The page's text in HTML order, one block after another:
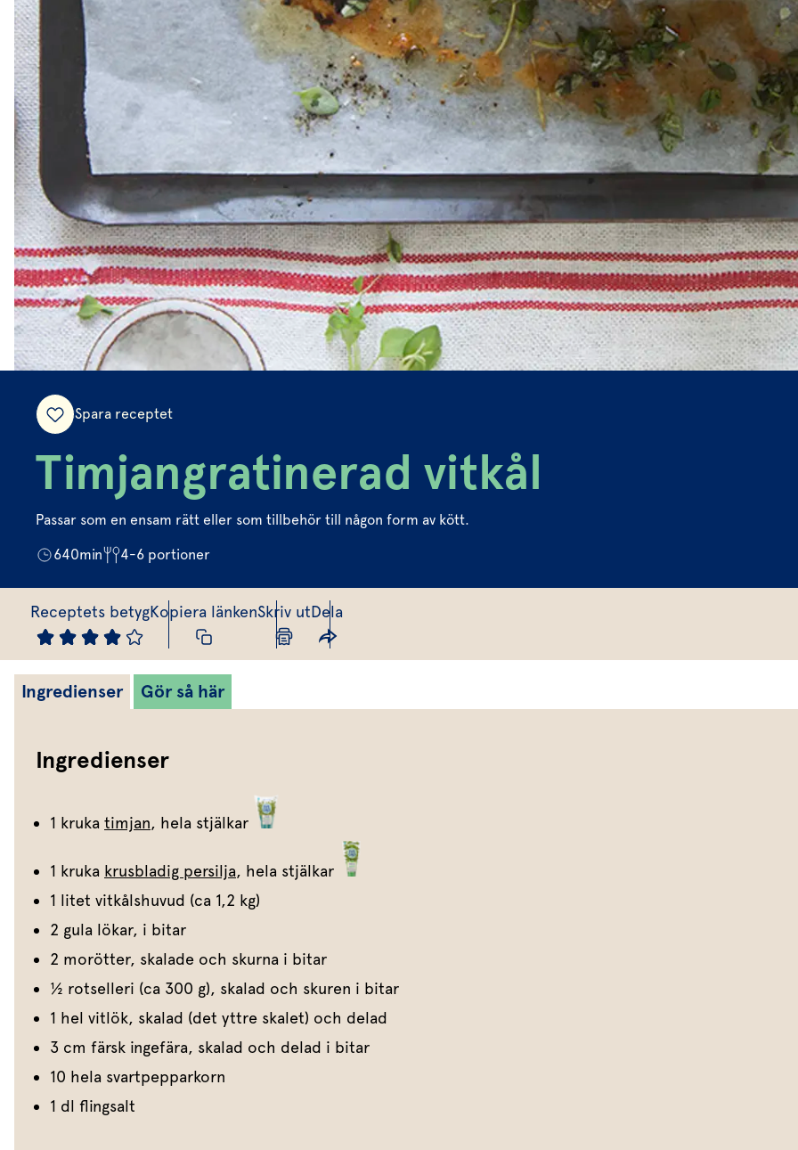
Spara receptet
Timjangratinerad vitkål
Passar som en ensam rätt eller som tillbehör till någon form av kött.
640min 4-6 portioner
Receptets betygKopiera länkenSkriv utDela
Ingredienser Gör så här
Ingredienser
1 kruka timjan, hela stjälkar
1 kruka krusbladig persilja, hela stjälkar
1 litet vitkålshuvud (ca 1,2 kg)
2 gula lökar, i bitar
2 morötter, skalade och skurna i bitar
1⁄2 rotselleri (ca 300 g), skalad och skuren i bitar
1 hel vitlök, skalad (det yttre skalet) och delad
3 cm färsk ingefära, skalad och delad i bitar
10 hela svartpepparkorn
1 dl flingsalt